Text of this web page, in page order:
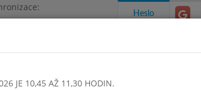
9:06
Heslo
JE 10,45 AŽ 11,30 HODIN.